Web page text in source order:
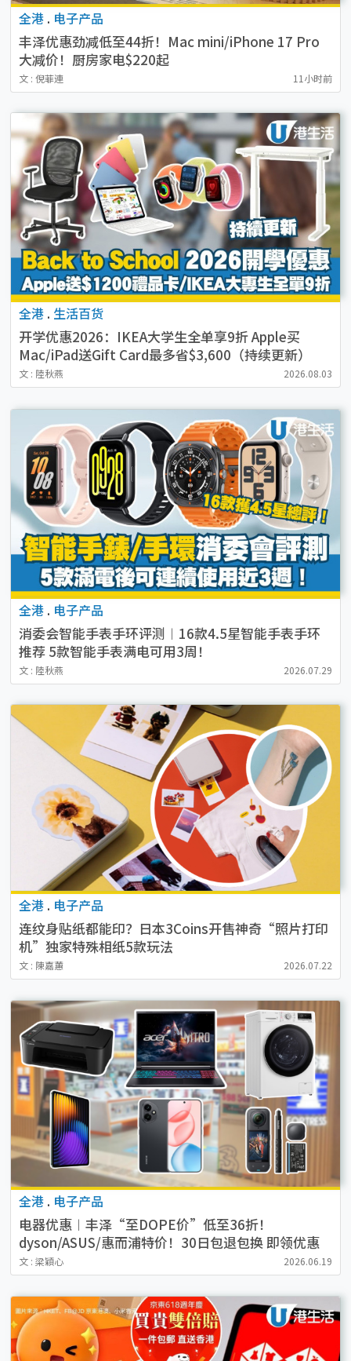
全港 . 电子产品
丰泽优惠劲减低至44折！Mac mini/iPhone 17 Pro
大减价！厨房家电$220起
文 : 倪菲連 11小时前
全港 . 生活百货
开学优惠2026：IKEA大学生全单享9折 Apple买
Mac/iPad送Gift Card最多省$3,600（持续更新）
文 : 陸秋燕 2026.08.03
全港 . 电子产品
消委会智能手表手环评测︱16款4.5星智能手表手环
推荐 5款智能手表满电可用3周！
文 : 陸秋燕 2026.07.29
全港 . 电子产品
连纹身贴纸都能印？日本3Coins开售神奇“照片打印
机”独家特殊相纸5款玩法
文 : 陳嘉蕙 2026.07.22
全港 . 电子产品
电器优惠︱丰泽“至DOPE价”低至36折！
dyson/ASUS/惠而浦特价！30日包退包换 即领优惠
券！
文 : 梁穎心 2026.06.19